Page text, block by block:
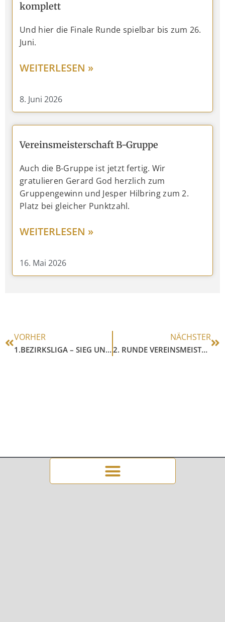
komplett
Und hier die Finale Runde spielbar bis zum 26.
Juni.
WEITERLESEN »
8. Juni 2026
Vereinsmeisterschaft B-Gruppe
Auch die B-Gruppe ist jetzt fertig. Wir
gratulieren Gerard God herzlich zum
Gruppengewinn und Jesper Hilbring zum 2.
Platz bei gleicher Punktzahl.
WEITERLESEN »
16. Mai 2026
VORHER
1.BEZIRKSLIGA – SIEG UNSERER 2. MANNSCHAFT 4,5 : 3,5
NÄCHSTER
2. RUNDE VEREINSMEISTERSCHAFT